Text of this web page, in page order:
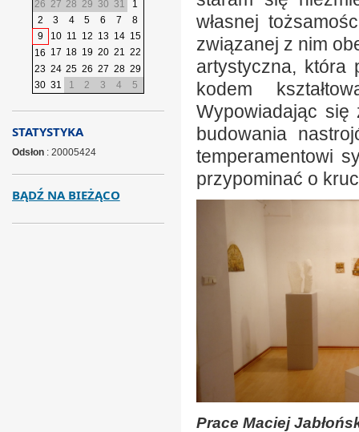
własnej
związanej z nim
artystyczna, która
kodem
Wypowiadając
budowania
temperamentowi
przypominać o
Prace Maciej
26 27 28 29 30 31
1
2
3 4 5 6 7
8
9
10 11 12 13 14 15
16 17 18 19 20 21 22
23 24 25 26 27 28 29
30 31 1 2 3 4 5
STATYSTYKA
Odsłon: 20005424
BĄDŹ NA BIEŻĄCO